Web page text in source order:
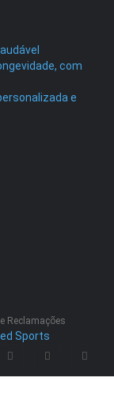
com
e
Reclamações
Sports